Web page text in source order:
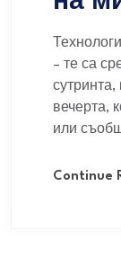
– те са
вечерта,
или
Continue